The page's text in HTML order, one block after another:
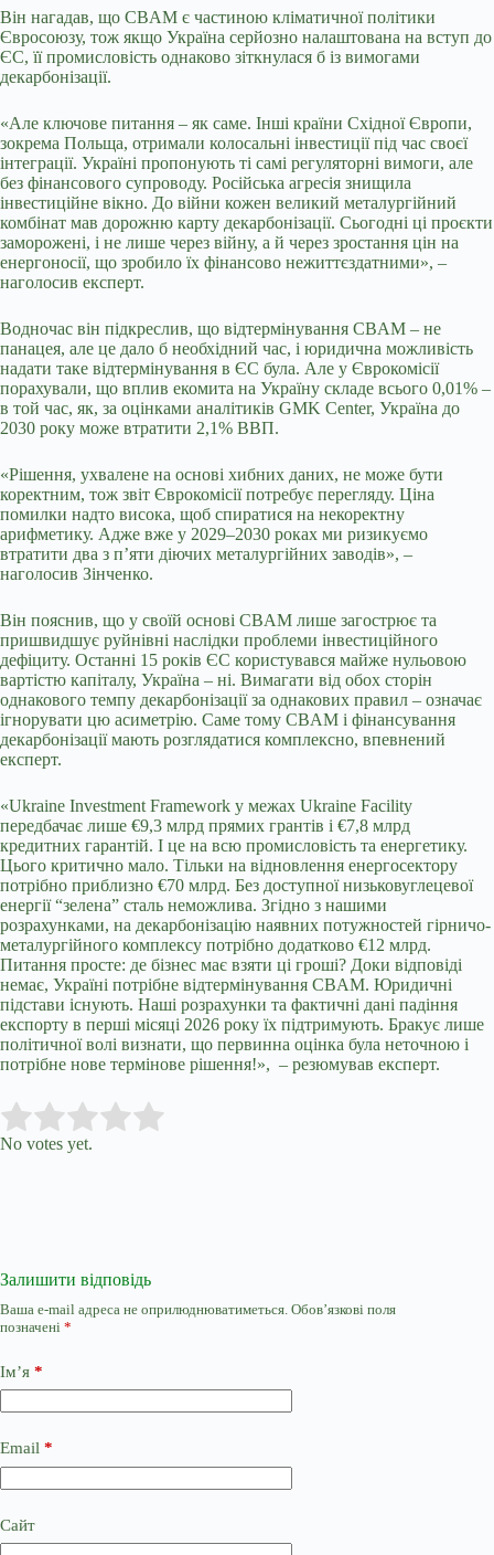
Він нагадав, що CBAM є частиною кліматичної політики
Євросоюзу, тож якщо Україна серйозно налаштована на вступ до
ЄС, її промисловість однаково зіткнулася б із вимогами
декарбонізації.
«Але ключове питання – як саме. Інші країни Східної Європи,
зокрема Польща, отримали колосальні інвестиції під час своєї
інтеграції. Україні пропонують ті самі регуляторні вимоги, але
без фінансового супроводу. Російська агресія знищила
інвестиційне вікно. До війни кожен великий металургійний
комбінат мав дорожню карту декарбонізації. Сьогодні ці проєкти
заморожені, і не лише через війну, а й через зростання цін на
енергоносії, що зробило їх фінансово нежиттєздатними», –
наголосив експерт.
Водночас він підкреслив, що відтермінування CBAM – не
панацея, але це дало б необхідний час, і юридична можливість
надати таке відтермінування в ЄС була. Але у Єврокомісії
порахували, що вплив екомита на Україну складе всього 0,01% –
в той час, як, за оцінками аналітиків GMK Center, Україна до
2030 року може втратити 2,1% ВВП.
«Рішення, ухвалене на основі хибних даних, не може бути
коректним, тож звіт Єврокомісії потребує перегляду. Ціна
помилки надто висока, щоб спиратися на некоректну
арифметику. Адже вже у 2029–2030 роках ми ризикуємо
втратити два з п’яти діючих металургійних заводів», –
наголосив Зінченко.
Він пояснив, що у своїй основі CBAM лише загострює та
пришвидшує руйнівні наслідки проблеми інвестиційного
дефіциту. Останні 15 років ЄС користувався майже нульовою
вартістю капіталу, Україна – ні. Вимагати від обох сторін
однакового темпу декарбонізації за однакових правил – означає
ігнорувати цю асиметрію. Саме тому CBAM і фінансування
декарбонізації мають розглядатися комплексно, впевнений
експерт.
«Ukraine Investment Framework у межах Ukraine Facility
передбачає лише €9,3 млрд прямих грантів і €7,8 млрд
кредитних гарантій. І це на всю промисловість та енергетику.
Цього критично мало. Тільки на відновлення енергосектору
потрібно приблизно €70 млрд. Без доступної низьковуглецевої
енергії “зелена” сталь неможлива. Згідно з нашими
розрахунками, на декарбонізацію наявних потужностей гірничо-
металургійного комплексу потрібно додатково €12 млрд.
Питання просте: де бізнес має взяти ці гроші? Доки відповіді
немає, Україні потрібне відтермінування CBAM. Юридичні
підстави існують. Наші розрахунки та фактичні дані падіння
експорту в перші місяці 2026 року їх підтримують. Бракує лише
політичної волі визнати, що первинна оцінка була неточною і
потрібне нове термінове рішення!», – резюмував експерт.
Rate this item:
No votes yet.
Залишити відповідь
Ваша e-mail адреса не оприлюднюватиметься. Обов’язкові поля
позначені *
Ім’я *
Email *
Сайт